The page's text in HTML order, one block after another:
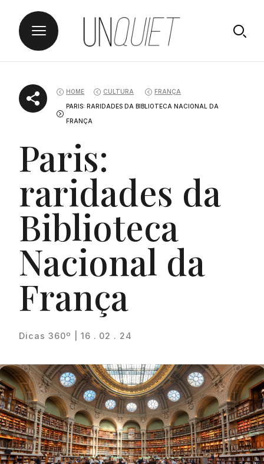
content
HOME CULTURA FRANÇA
PARIS: RARIDADES DA BIBLIOTECA NACIONAL DA
FRANÇA
Paris:
raridades da
Biblioteca
Nacional da
França
Dicas 360º | 16 . 02 . 24